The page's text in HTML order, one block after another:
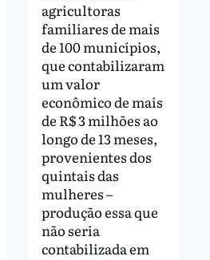
agricultoras
familiares de mais
de 100 municípios,
que contabilizaram
um valor
econômico de mais
de R$ 3 milhões ao
longo de 13 meses,
provenientes dos
quintais das
mulheres –
produção essa que
não seria
contabilizada em